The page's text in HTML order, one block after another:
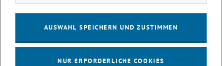
AUSWAHL SPEICHERN UND ZUSTIMMEN
NUR ERFORDERLICHE COOKIES